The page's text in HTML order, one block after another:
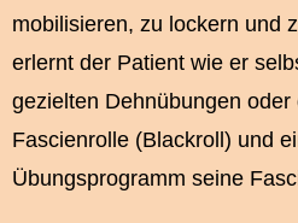
mobilisieren, zu lockern und
erlernt der Patient wie er
gezielten Dehnübungen
Fascienrolle (Blackroll) und
Übungsprogramm seine